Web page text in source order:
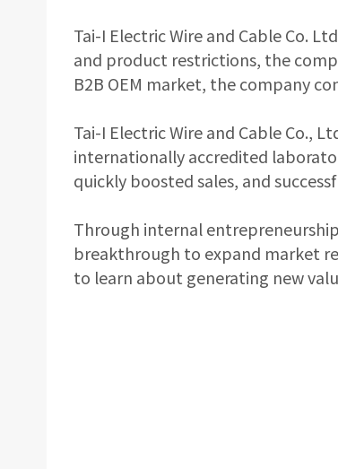
Tai-I Electric Wire and Cable Co.
and product restrictions, the
B2B OEM market, the company
Tai-I Electric Wire and Cable Co.,
internationally accredited
quickly boosted sales, and
Through internal
breakthrough to expand market
to learn about generating new